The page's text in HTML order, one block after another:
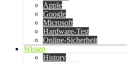
Apple
Google
Microsoft
Hardware-Test
Online-Sicherheit
Wissen
History